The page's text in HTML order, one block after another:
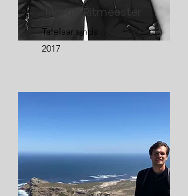
Martijn Ritmeester
Tafelaar sinds:
2017